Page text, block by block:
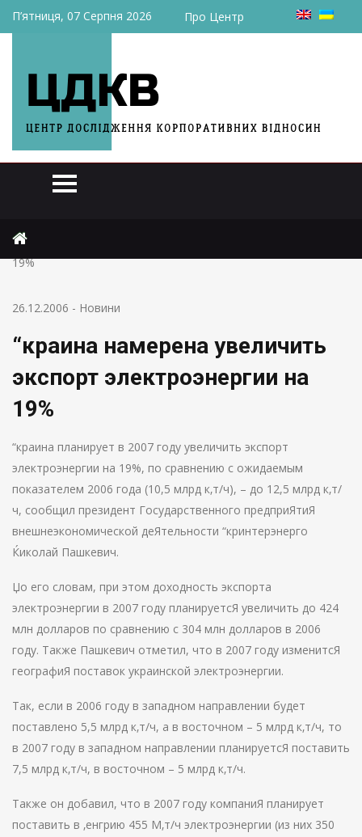
П’ятниця, 07 Серпня 2026 Про Центр
“краина намерена увеличить экспорт электроэнергии на
19%
26.12.2006 - Новини
“краина намерена увеличить
экспорт электроэнергии на
19%
“краина планирует в 2007 году увеличить экспорт
электроэнергии на 19%, по сравнению с ожидаемым
показателем 2006 года (10,5 млрд к‚т/ч), – до 12,5 млрд к‚т/
ч, сообщил президент Государственного предприЯтиЯ
внешнеэкономической деЯтельности “кринтерэнерго
Ќиколай Пашкевич.
Џо его словам, при этом доходность экспорта
электроэнергии в 2007 году планируетсЯ увеличить до 424
млн долларов по сравнению с 304 млн долларов в 2006
году. Также Пашкевич отметил, что в 2007 году изменитсЯ
географиЯ поставок украинской электроэнергии.
Так, если в 2006 году в западном направлении будет
поставлено 5,5 млрд к‚т/ч, а в восточном – 5 млрд к‚т/ч, то
в 2007 году в западном направлении планируетсЯ поставить
7,5 млрд к‚т/ч, в восточном – 5 млрд к‚т/ч.
Также он добавил, что в 2007 году компаниЯ планирует
поставить в ‚енгрию 455 М‚т/ч электроэнергии (из них 350